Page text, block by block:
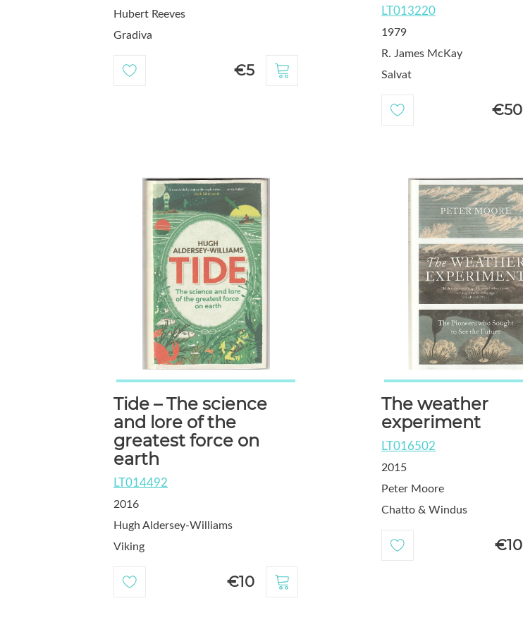
Hubert Reeves
Gradiva
€5
LT013220
1979
R. James McKay
Salvat
€50
Tide – The science
and lore of the
greatest force on
earth
LT014492
2016
Hugh Aldersey-Williams
Viking
€10
The weather
experiment
LT016502
2015
Peter Moore
Chatto & Windus
€10